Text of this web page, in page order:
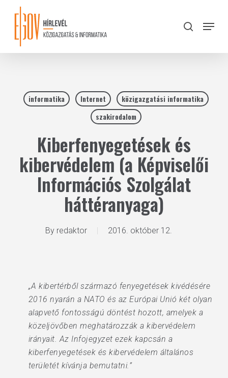
content
search
Menu
informatika Internet
közigazgatási informatika
szakirodalom
Kiberfenyegetések és
kibervédelem (a Képviselői
Információs Szolgálat
háttéranyaga)
By redaktor 2016. október 12.
„A kibertérből származó fenyegetések kivédésére
2016 nyarán a NATO és az Európai Unió két olyan
alapvető fontosságú döntést hozott, amelyek a
közeljövőben meghatározzák a kibervédelem
irányait. Az Infojegyzet ezek kapcsán a
kiberfenyegetések és kibervédelem általános
területét kívánja bemutatni.”
Close